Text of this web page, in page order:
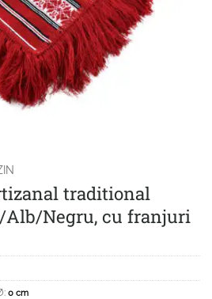
traditional
Alb/Negru, cu franjuri
0 cm